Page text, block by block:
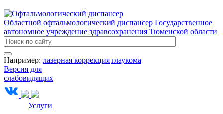
Областной офтальмологический диспансер Государственное
автономное учреждение здравоохранения Тюменской области
Например: лазерная коррекция глаукома
Версия для
слабовидящих
Услуги